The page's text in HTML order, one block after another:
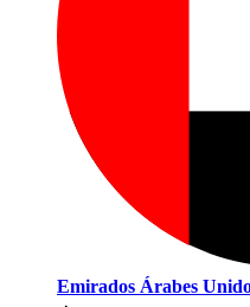
Emirados Árabes